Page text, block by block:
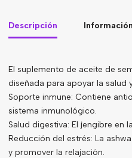
Descripción
El suplemento de aceite de
diseñada para apoyar la salud
Soporte inmune: Contiene
sistema inmunológico.
Salud digestiva: El jengibre en
Reducción del estrés: La
y promover la relajación.